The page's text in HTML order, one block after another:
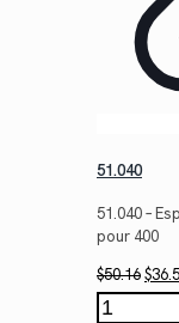
51.040
51.040 –
pour 400
$50.16Le
prix
$
quantité